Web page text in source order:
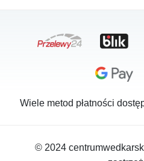
Wiele metod płatności
© 2024